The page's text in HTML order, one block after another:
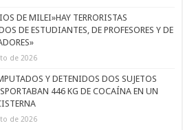
DE MILEI»HAY TERRORISTAS
DE ESTUDIANTES, DE PROFESORES Y DE
de 2026
Y DETENIDOS DOS SUJETOS
446 KG DE COCAÍNA EN UN
de 2026